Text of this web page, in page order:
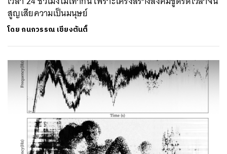
สูญเสียความเป็นมนุษย์
โดย กนกวรรณ เชียงตันติ์